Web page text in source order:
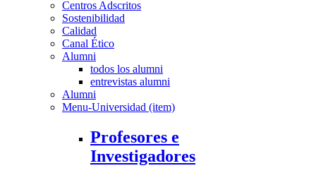
Centros Adscritos
Sostenibilidad
Calidad
Canal Ético
Alumni
todos los alumni
entrevistas alumni
Alumni
Menu-Universidad (item)
Profesores e
Investigadores